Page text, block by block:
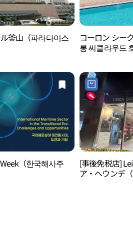
釜山（파라다이스
コーロン シー
롱 씨클라우드
（한국해사주
[事後免税店]
ア・ヘウンデ